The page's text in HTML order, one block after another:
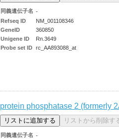
同義遺伝子名 -
Refseq ID
NM_001108346
GeneID
360850
Unigene ID
Rn.3649
Probe set ID rc_AA893088_at
protein phosphatase 2 (formerly
同義遺伝子名 -